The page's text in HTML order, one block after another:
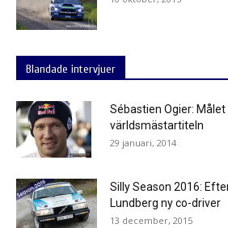
Blandade intervjuer
Sébastien Ogier:
världsmästartiteln
29 januari, 2014
Silly Season 2016:
Lundberg ny co-driver
13 december, 2015